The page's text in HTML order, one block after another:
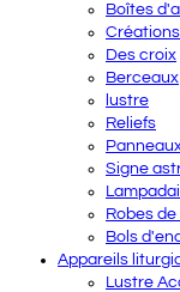
Boîtes
Des croix
Berceaux
lustre
Reliefs
Signe
Robes
Bols
Appareils
Lustre